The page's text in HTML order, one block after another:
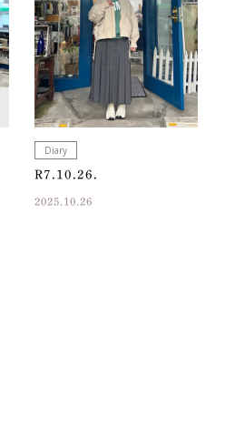
Diary
R7.10.26.
2025.10.26